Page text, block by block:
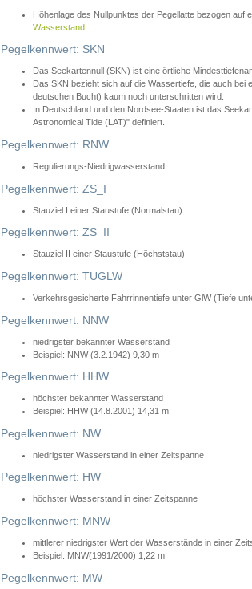
Höhenlage des Nullpunktes der Pegellatte bezogen auf
Wasserstand
Pegelkennwert: SKN
Das Seekartennull (SKN) ist eine örtliche
Das SKN bezieht sich auf die Wassertiefe, die auch
deutschen Bucht) kaum noch unterschritten wird.
In Deutschland und den Nordsee-Staaten ist das
Astronomical Tide (LAT)" definiert.
Pegelkennwert: RNW
Regulierungs-Niedrigwasserstand
Pegelkennwert: ZS_I
Stauziel I einer Staustufe (Normalstau)
Pegelkennwert: ZS_II
Stauziel II einer Staustufe (Höchststau)
Pegelkennwert: TUGLW
Verkehrsgesicherte Fahrrinnentiefe unter GlW (Tiefe
Pegelkennwert: NNW
niedrigster bekannter Wasserstand
Beispiel: NNW (3.2.1942) 9,30 m
Pegelkennwert: HHW
höchster bekannter Wasserstand
Beispiel: HHW (14.8.2001) 14,31 m
Pegelkennwert: NW
niedrigster Wasserstand in einer Zeitspanne
Pegelkennwert: HW
höchster Wasserstand in einer Zeitspanne
Pegelkennwert: MNW
mittlerer niedrigster Wert der Wasserstände in einer
Beispiel: MNW(1991/2000) 1,22 m
Pegelkennwert: MW